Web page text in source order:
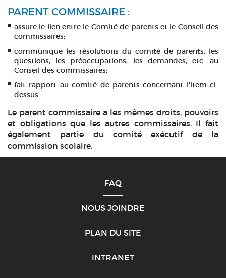
PARENT COMMISSAIRE :
assure le lien entre le Comité de parents et le Conseil des
commissaires;
communique les résolutions du comité de parents, les
questions, les préoccupations, les demandes, etc. au
Conseil des commissaires;
fait rapport au comité de parents concernant l'item ci-
dessus.
Le parent commissaire a les mêmes droits, pouvoirs
et obligations que les autres commissaires. Il fait
également partie du comité exécutif de la
commission scolaire.
FAQ
NOUS JOINDRE
PLAN DU SITE
INTRANET